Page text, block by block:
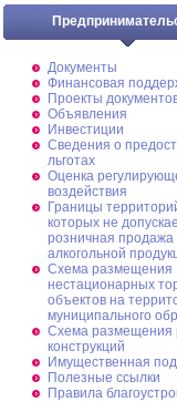
Документы
Финансовая
Проекты
Объявления
Инвестиции
Сведения о
льготах
Оценка
воздействия
Границы
которых не
розничная продажа
алкогольной
Схема размещения
нестационарных
объектов на
муниципального
Схема размещения
конструкций
Имущественная
Полезные ссылки
Правила